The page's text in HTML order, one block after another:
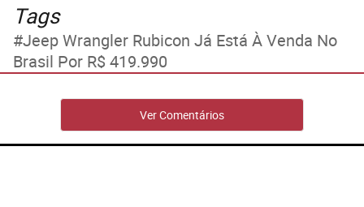
Tags
Jeep Wrangler Rubicon Já Está À Venda No
Brasil Por R$ 419.990
Ver Comentários